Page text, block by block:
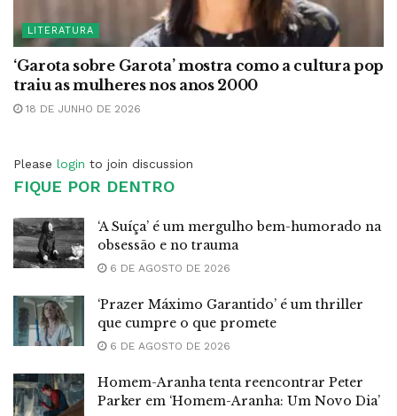
LITERATURA
‘Garota sobre Garota’ mostra como a cultura pop
traiu as mulheres nos anos 2000
18 DE JUNHO DE 2026
Please login to join discussion
FIQUE POR DENTRO
‘A Suíça’ é um mergulho bem-humorado na
obsessão e no trauma
6 DE AGOSTO DE 2026
‘Prazer Máximo Garantido’ é um thriller
que cumpre o que promete
6 DE AGOSTO DE 2026
Homem-Aranha tenta reencontrar Peter
Parker em ‘Homem-Aranha: Um Novo Dia’